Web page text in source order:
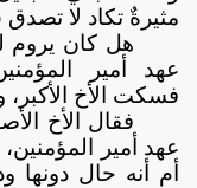
مثيرةٌ تكاد لا
هل كان يروم
عهد أمير
فسكت الأخ
فقال الأخ
عهد أمير
أم أنه حال دونها